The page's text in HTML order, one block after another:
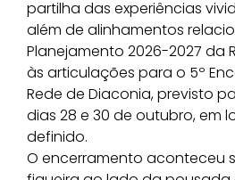
partilha das experiências
além de alinhamentos
Planejamento 2026-2027 da
às articulações para o 5º
Rede de Diaconia, previsto
dias 28 e 30 de outubro, em
definido.
O encerramento aconteceu